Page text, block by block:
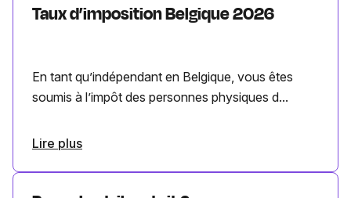
Taux d’imposition Belgique 2026
En tant qu’indépendant en Belgique, vous êtes
soumis à l’impôt des personnes physiques d...
Lire plus